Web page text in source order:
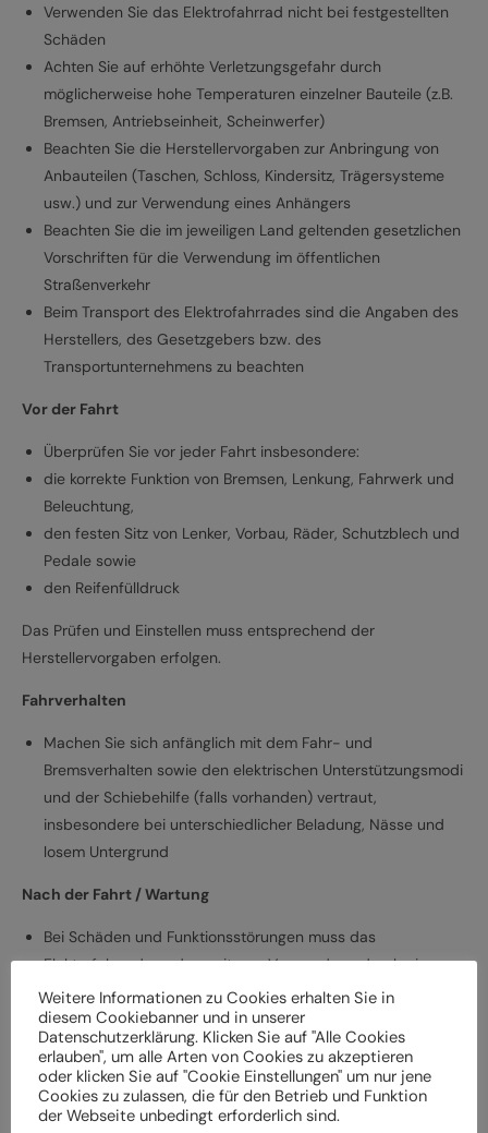
Verwenden Sie das Elektrofahrrad nicht bei festgestellten
Schäden
Achten Sie auf erhöhte Verletzungsgefahr durch
möglicherweise hohe Temperaturen einzelner Bauteile (z.B.
Bremsen, Antriebseinheit, Scheinwerfer)
Beachten Sie die Herstellervorgaben zur Anbringung von
Anbauteilen (Taschen, Schloss, Kindersitz, Trägersysteme
usw.) und zur Verwendung eines Anhängers
Beachten Sie die im jeweiligen Land geltenden gesetzlichen
Vorschriften für die Verwendung im öffentlichen
Straßenverkehr
Beim Transport des Elektrofahrrades sind die Angaben des
Herstellers, des Gesetzgebers bzw. des
Transportunternehmens zu beachten
Vor der Fahrt
Überprüfen Sie vor jeder Fahrt insbesondere:
die korrekte Funktion von Bremsen, Lenkung, Fahrwerk und
Beleuchtung,
den festen Sitz von Lenker, Vorbau, Räder, Schutzblech und
Pedale sowie
den Reifenfülldruck
Das Prüfen und Einstellen muss entsprechend der
Herstellervorgaben erfolgen.
Fahrverhalten
Machen Sie sich anfänglich mit dem Fahr- und
Bremsverhalten sowie den elektrischen Unterstützungsmodi
und der Schiebehilfe (falls vorhanden) vertraut,
insbesondere bei unterschiedlicher Beladung, Nässe und
losem Untergrund
Nach der Fahrt / Wartung
Bei Schäden und Funktionsstörungen muss das
Elektrofahrrad vor der weiteren Verwendung durch einen
Fachbetrieb überprüft werden
Lassen Sie das Elektrofahrrad entsprechend den
Herstellervorgaben regelmäßig von einem Fachbetrieb
überprüfen und warten, um Gefährdungen, z. B.
verschleißbedingt, zu vermeiden
Halten Sie die angegebenen Drehmomente (Nm) für die
Weitere Informationen zu Cookies erhalten Sie in
diesem Cookiebanner und in unserer
Datenschutzerklärung. Klicken Sie auf "Alle Cookies
erlauben", um alle Arten von Cookies zu akzeptieren
oder klicken Sie auf "Cookie Einstellungen" um nur jene
Cookies zu zulassen, die für den Betrieb und Funktion
der Webseite unbedingt erforderlich sind.